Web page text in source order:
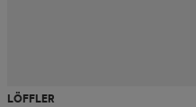
LÖFFLER